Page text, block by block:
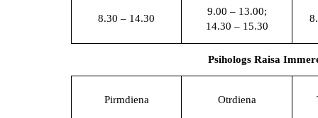
8.30 – 14.30
9.00 – 13.00;
14.30 – 15.30
Psihologs Raisa
Pirmdiena Otrdiena